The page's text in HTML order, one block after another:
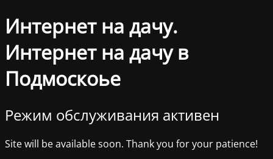
Интернет на дачу.
Интернет на дачу в
Подмоскоье
Режим обслуживания активен
Site will be available soon. Thank you for your patience!